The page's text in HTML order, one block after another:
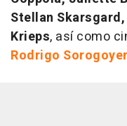
Stellan
Krieps, así como
Rodrigo